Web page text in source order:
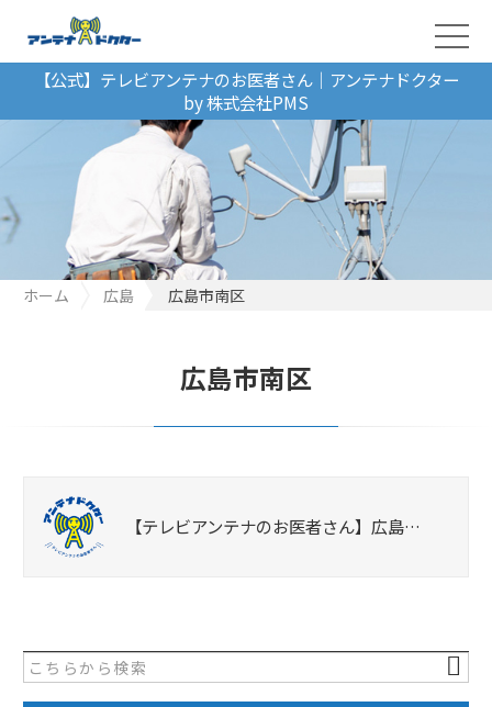
【公式】テレビアンテナのお医者さん｜アンテナドクター
by 株式会社PMS
ホーム 広島 広島市南区
広島市南区
【テレビアンテナのお医者さん】広島…